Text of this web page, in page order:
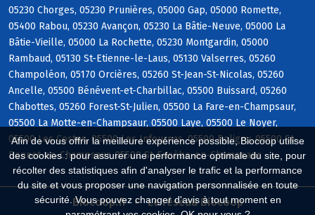
Afin de vous offrir la meilleure expérience possible, Biocoop utilise
des cookies : pour assurer une performance optimale du site, pour
récolter des statistiques afin d'analyser le trafic et la performance
du site et vous proposer une navigation personnalisée en toute
sécurité. Vous pouvez changer d'avis à tout moment en
05230 Chorges, 05230 Prunières, 05000 Gap, 05000 Romette,
05400 Rabou, 05230 Avançon, 05230 La Bâtie-Neuve, 05000 La
Bâtie-Vieille, 05000 La Rochette, 05230 Montgardin, 05000
Rambaud, 05130 St-Etienne-le-Laus, 05130 Valserres, 05260
Champoléon, 05170 Orcières, 05260 St-Jean-St-Nicolas, 05260
Ancelle, 05500 Bénévent-et-Charbillac, 05500 Buissard, 05260
Chabottes, 05260 Forest-St-Julien, 05500 La Fare-en-Champsaur,
05500 La Motte-en-Champsaur, 05500 Laye, 05500 Le Noyer,
05500 Les Costes, 05500 Les Infournas, 05500 Poligny, 05500 St-
Bonnet-en-Champsaur, 05500 St-Eusèbe-en-Champsaur
Biocoop.fr Le réseau Biocoop